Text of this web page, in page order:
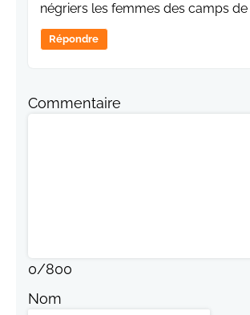
négriers les femmes des camps
Répondre
Commentaire
0/800
Nom